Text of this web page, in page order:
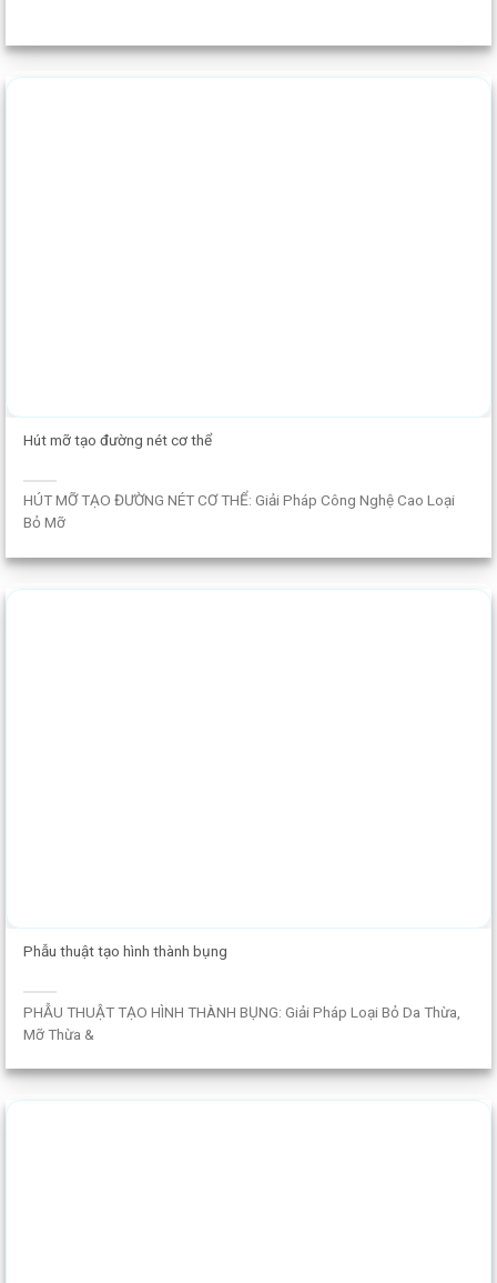
Hút mỡ tạo đường nét cơ thể
HÚT MỠ TẠO ĐƯỜNG NÉT CƠ THỂ: Giải Pháp Công Nghệ Cao Loại
Bỏ Mỡ
Phẫu thuật tạo hình thành bụng
PHẪU THUẬT TẠO HÌNH THÀNH BỤNG: Giải Pháp Loại Bỏ Da Thừa,
Mỡ Thừa &